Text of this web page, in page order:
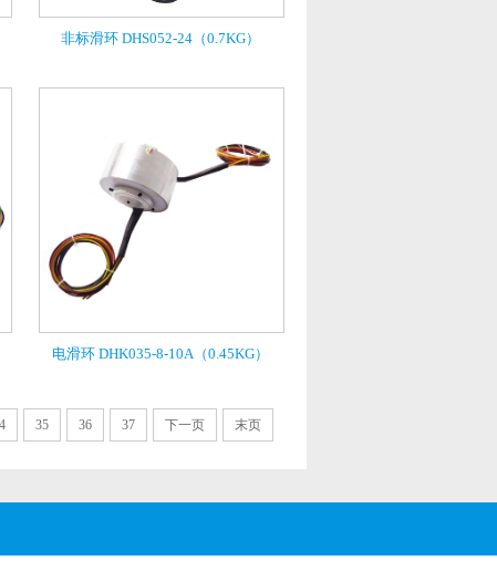
非标滑环 DHS052-24（0.7KG）
电滑环 DHK035-8-10A（0.45KG）
35 36 37 下一页 末页